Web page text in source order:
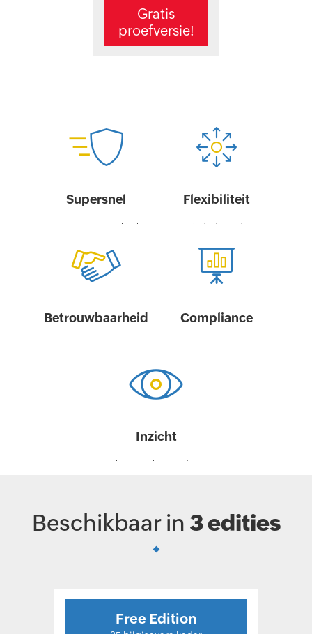
Gratis
proefversie!
Supersnel
meer eindpunten in minder
tijd.
Flexibiliteit
dat deze voldoen aan de
patchbehoeften van uw
bedrijf.
Betrouwbaarheid
besturingssystemen en
Compliance
van 100% kunt bereiken op alle
Inzicht
verhelpen.
Beschikbaar in 3 edities
Free Edition